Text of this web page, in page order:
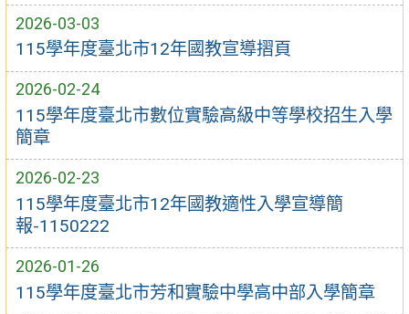
2026-03-03
115學年度臺北市12年國教宣導摺頁
2026-02-24
115學年度臺北市數位實驗高級中等學校招生入學
簡章
2026-02-23
115學年度臺北市12年國教適性入學宣導簡
報-1150222
2026-01-26
115學年度臺北市芳和實驗中學高中部入學簡章